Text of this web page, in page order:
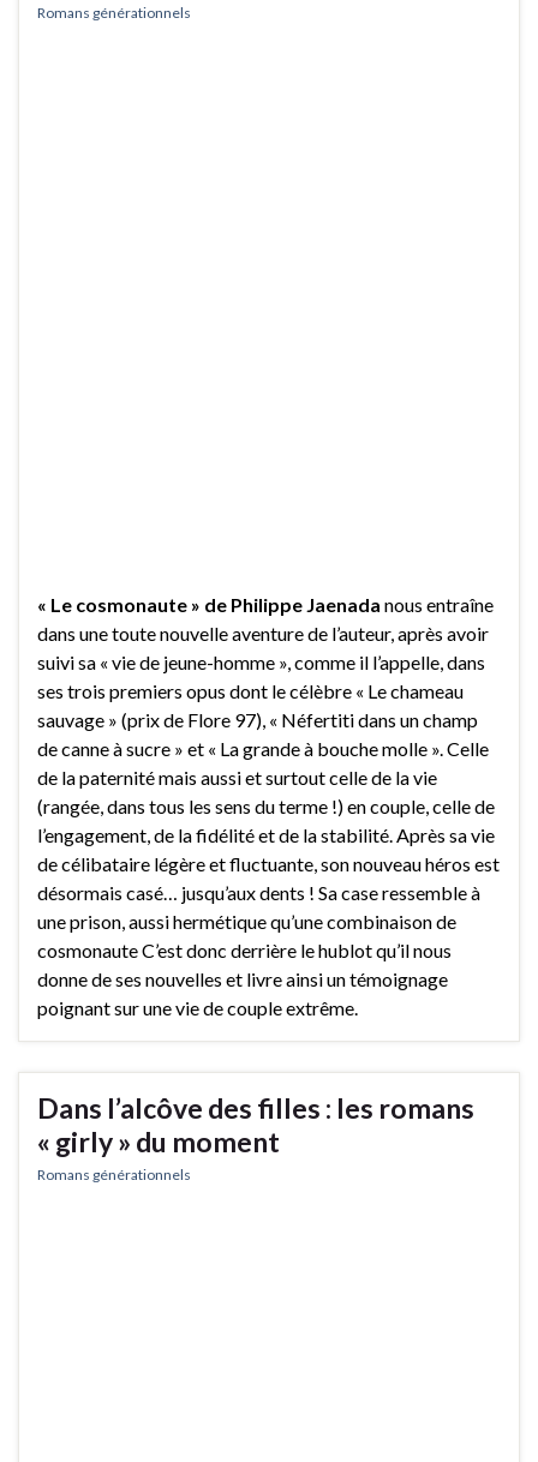
Romans générationnels
« Le cosmonaute » de Philippe Jaenada nous entraîne
dans une toute nouvelle aventure de l’auteur, après avoir
suivi sa « vie de jeune-homme », comme il l’appelle, dans
ses trois premiers opus dont le célèbre « Le chameau
sauvage » (prix de Flore 97), « Néfertiti dans un champ
de canne à sucre » et « La grande à bouche molle ». Celle
de la paternité mais aussi et surtout celle de la vie
(rangée, dans tous les sens du terme !) en couple, celle de
l’engagement, de la fidélité et de la stabilité. Après sa vie
de célibataire légère et fluctuante, son nouveau héros est
désormais casé… jusqu’aux dents ! Sa case ressemble à
une prison, aussi hermétique qu’une combinaison de
cosmonaute C’est donc derrière le hublot qu’il nous
donne de ses nouvelles et livre ainsi un témoignage
poignant sur une vie de couple extrême.
Dans l’alcôve des filles : les romans
« girly » du moment
Romans générationnels